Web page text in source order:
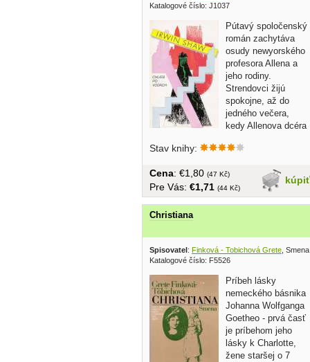
Katalogové číslo: J1037
Pútavý spoločenský
román zachytáva
osudy newyorského
profesora Allena a
jeho rodiny.
Strendovci žijú
spokojne, až do
jedného večera,
kedy Allenova dcéra
Stav knihy:
kúpiť
Cena: €1,80 (47 Kč)
Pre Vás: €1,71 (44 Kč)
Christiana
Spisovatel : Finková - Tobichová Grete ,
Katalogové číslo: F5526
Príbeh lásky
nemeckého básnika
Johanna Wolfganga
Goetheo - prvá časť
je príbehom jeho
lásky k Charlotte,
žene staršej o 7